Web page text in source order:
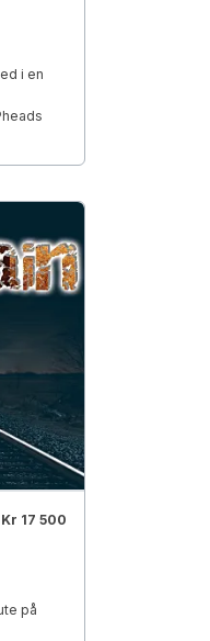
i en
Kr 17 500
på